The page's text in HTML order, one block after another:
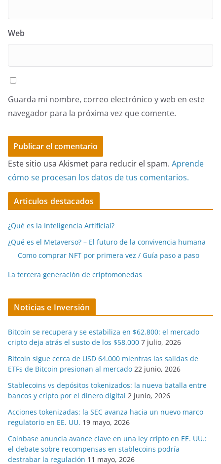
Web
Guarda mi nombre, correo electrónico y web en este
navegador para la próxima vez que comente.
Este sitio usa Akismet para reducir el spam. Aprende
cómo se procesan los datos de tus comentarios.
Articulos destacados
¿Qué es la Inteligencia Artificial?
¿Qué es el Metaverso? – El futuro de la convivencia humana
Como comprar NFT por primera vez / Guía paso a paso
La tercera generación de criptomonedas
Noticias e Inversión
Bitcoin se recupera y se estabiliza en $62.800: el mercado
cripto deja atrás el susto de los $58.000 7 julio, 2026
Bitcoin sigue cerca de USD 64.000 mientras las salidas de
ETFs de Bitcoin presionan al mercado 22 junio, 2026
Stablecoins vs depósitos tokenizados: la nueva batalla entre
bancos y cripto por el dinero digital 2 junio, 2026
Acciones tokenizadas: la SEC avanza hacia un nuevo marco
regulatorio en EE. UU. 19 mayo, 2026
Coinbase anuncia avance clave en una ley cripto en EE. UU.:
el debate sobre recompensas en stablecoins podría
destrabar la regulación 11 mayo, 2026